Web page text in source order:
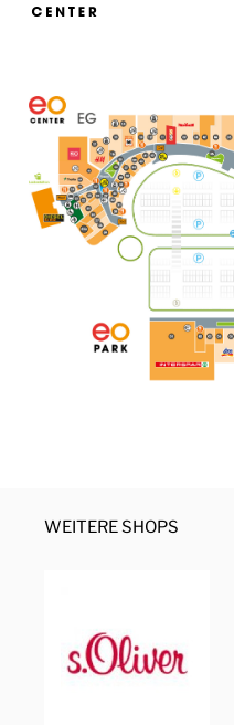
WEITERE SHOPS